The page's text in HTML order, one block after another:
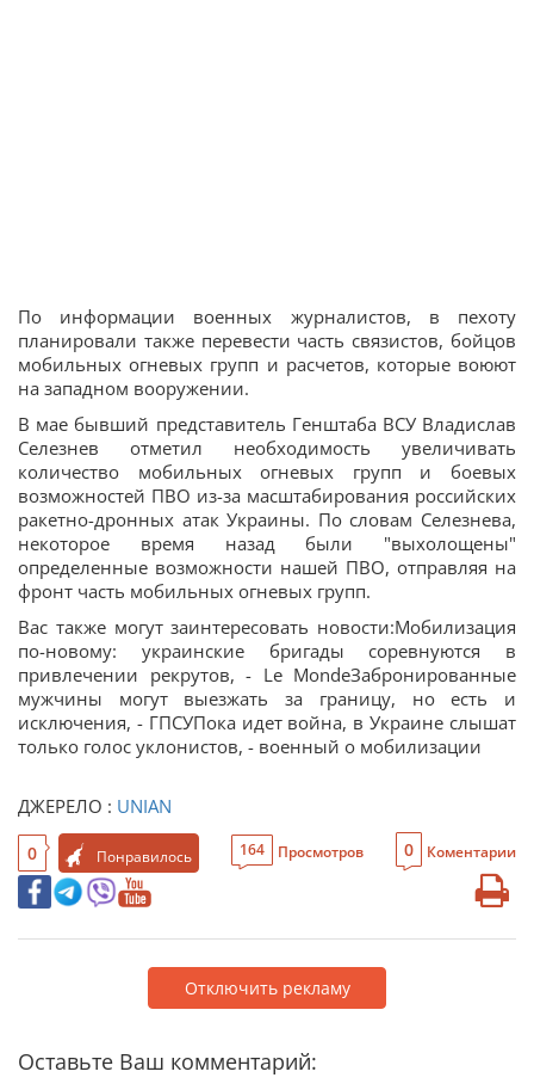
По информации военных журналистов, в пехоту
планировали также перевести часть связистов, бойцов
мобильных огневых групп и расчетов, которые воюют
на западном вооружении.
В мае бывший представитель Генштаба ВСУ Владислав
Селезнев отметил необходимость увеличивать
количество мобильных огневых групп и боевых
возможностей ПВО из-за масштабирования российских
ракетно-дронных атак Украины. По словам Селезнева,
некоторое время назад были "выхолощены"
определенные возможности нашей ПВО, отправляя на
фронт часть мобильных огневых групп.
Вас также могут заинтересовать новости:Мобилизация
по-новому: украинские бригады соревнуются в
привлечении рекрутов, - Le MondeЗабронированные
мужчины могут выезжать за границу, но есть и
исключения, - ГПСУПока идет война, в Украине слышат
только голос уклонистов, - военный о мобилизации
ДЖЕРЕЛО : UNIAN
0 Понравилось 164 Просмотров 0 Коментарии
Отключить рекламу
Оставьте Ваш комментарий: